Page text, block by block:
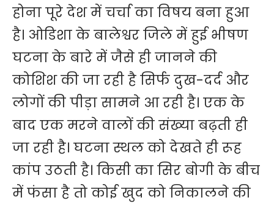
होना पूरे देश में चर्चा का विषय बना हुआ
है। ओडिशा के बालेश्वर जिले में हुई भीषण
घटना के बारे में जैसे ही जानने की
कोशिश की जा रही है सिर्फ दुख-दर्द और
लोगों की पीड़ा सामने आ रही है। एक के
बाद एक मरने वालों की संख्या बढ़ती ही
जा रही है। घटना स्थल को देखते ही रूह
कांप उठती है। किसी का सिर बोगी के बीच
में फंसा है तो कोई खुद को निकालने की